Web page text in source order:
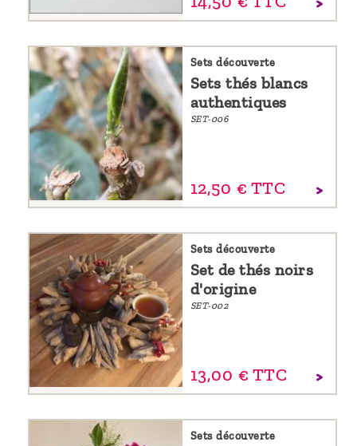
Sets découverte
Sets thés blancs
authentiques
SET-006
12,50 € TTC
Sets découverte
Set de thés noirs
d'origine
SET-002
13,00 € TTC
Sets découverte